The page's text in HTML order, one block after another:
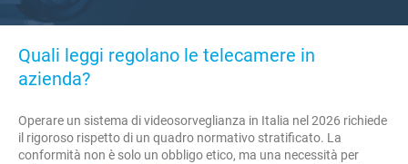
Quali leggi regolano le telecamere in
azienda?
Operare un sistema di videosorveglianza in Italia nel 2026 richiede
il rigoroso rispetto di un quadro normativo stratificato. La
conformità non è solo un obbligo etico, ma una necessità per